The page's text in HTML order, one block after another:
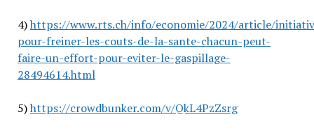
4)https://www.rts.ch/info/economie/2024/article/
pour-freiner-les-couts-de-la-sante-chacun-peut-
faire-un-effort-pour-eviter-le-gaspillage-
28494614.html
5)https://crowdbunker.com/v/QkL4PzZsrg